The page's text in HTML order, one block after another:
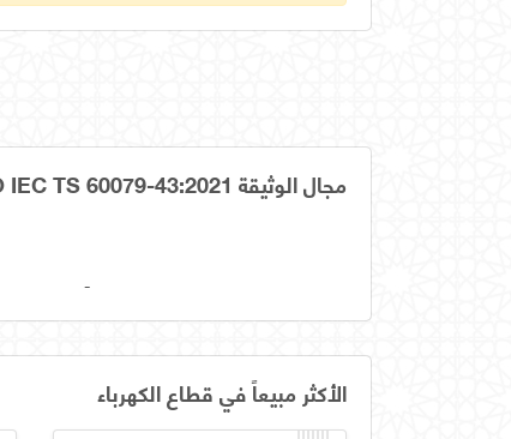
مجال الوثيقة GSO IEC TS 60079-43:2021
-
الأكثر مبيعاً في قطاع الكهرباء